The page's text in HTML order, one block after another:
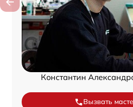
Константин
Вызвать